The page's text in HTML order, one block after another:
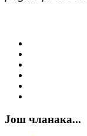
Још чланака...